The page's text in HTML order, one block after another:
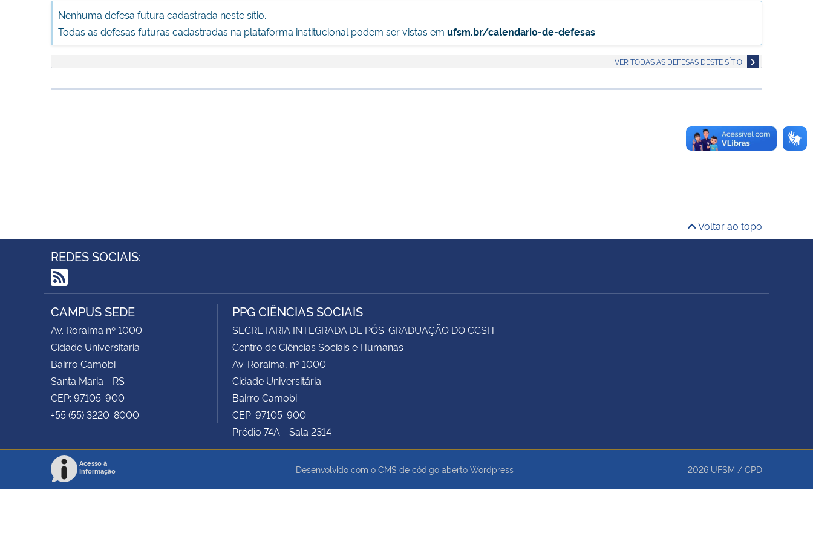
Nenhuma defesa futura cadastrada neste sítio.
Todas as defesas futuras cadastradas na plataforma institucional podem ser vistas em ufsm.br/calendario-de-defesas.
VER TODAS AS DEFESAS DESTE SÍTIO
Voltar ao topo
REDES SOCIAIS:
RSS
CAMPUS SEDE
Av. Roraima nº 1000
Cidade Universitária
Bairro Camobi
Santa Maria - RS
CEP: 97105-900
+55 (55) 3220-8000
PPG CIÊNCIAS SOCIAIS
SECRETARIA INTEGRADA DE PÓS-GRADUAÇÃO DO CCSH
Centro de Ciências Sociais e Humanas
Av. Roraima, nº 1000
Cidade Universitária
Bairro Camobi
CEP: 97105-900
Prédio 74A - Sala 2314
Acesso à
Informação
Desenvolvido com o CMS de código aberto Wordpress 2026 UFSM / CPD